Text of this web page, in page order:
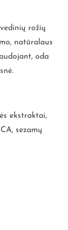
rožių
natūralaus
oda
ekstraktai,
sezamų